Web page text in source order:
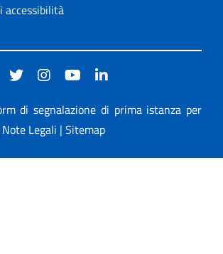
accessibilità
di segnalazione di prima istanza per
Note Legali | Sitemap